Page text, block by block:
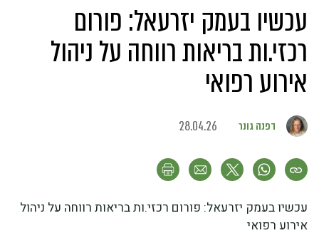
עכשיו בעמק יזרעאל: פורום
רכזי.ות בריאות רווחה על ניהול
אירוע רפואי
דפנה גונר 28.04.26
עכשיו בעמק יזרעאל: פורום רכזי.ות בריאות רווחה על ניהול
אירוע רפואי